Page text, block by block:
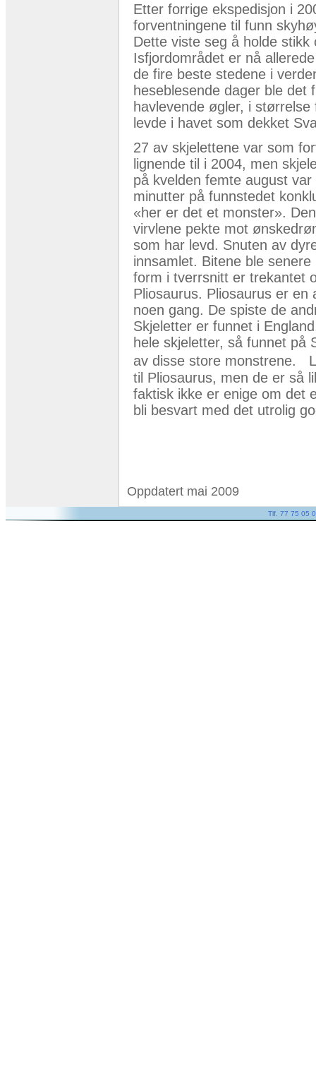
Etter forrige ekspedisjon i
forventningene til funn
Dette viste seg å holde stikk
Isfjordområdet er nå
de fire beste stedene i
heseblesende dager ble det
havlevende øgler, i
levde i havet som dekket
27 av skjelettene var som
lignende til i 2004, men
på kvelden femte august
minutter på funnstedet
«her er det et monster».
virvlene pekte mot
som har levd. Snuten av
innsamlet. Bitene ble
form i tverrsnitt er trekantet
Pliosaurus. Pliosaurus er
noen gang. De spiste de
Skjeletter er funnet i
hele skjeletter, så funnet på
av disse store monstrene.
til Pliosaurus, men de er så
faktisk ikke er enige om det
bli besvart med det utrolig
Oppdatert mai 2009
Tlf. 77 75 05